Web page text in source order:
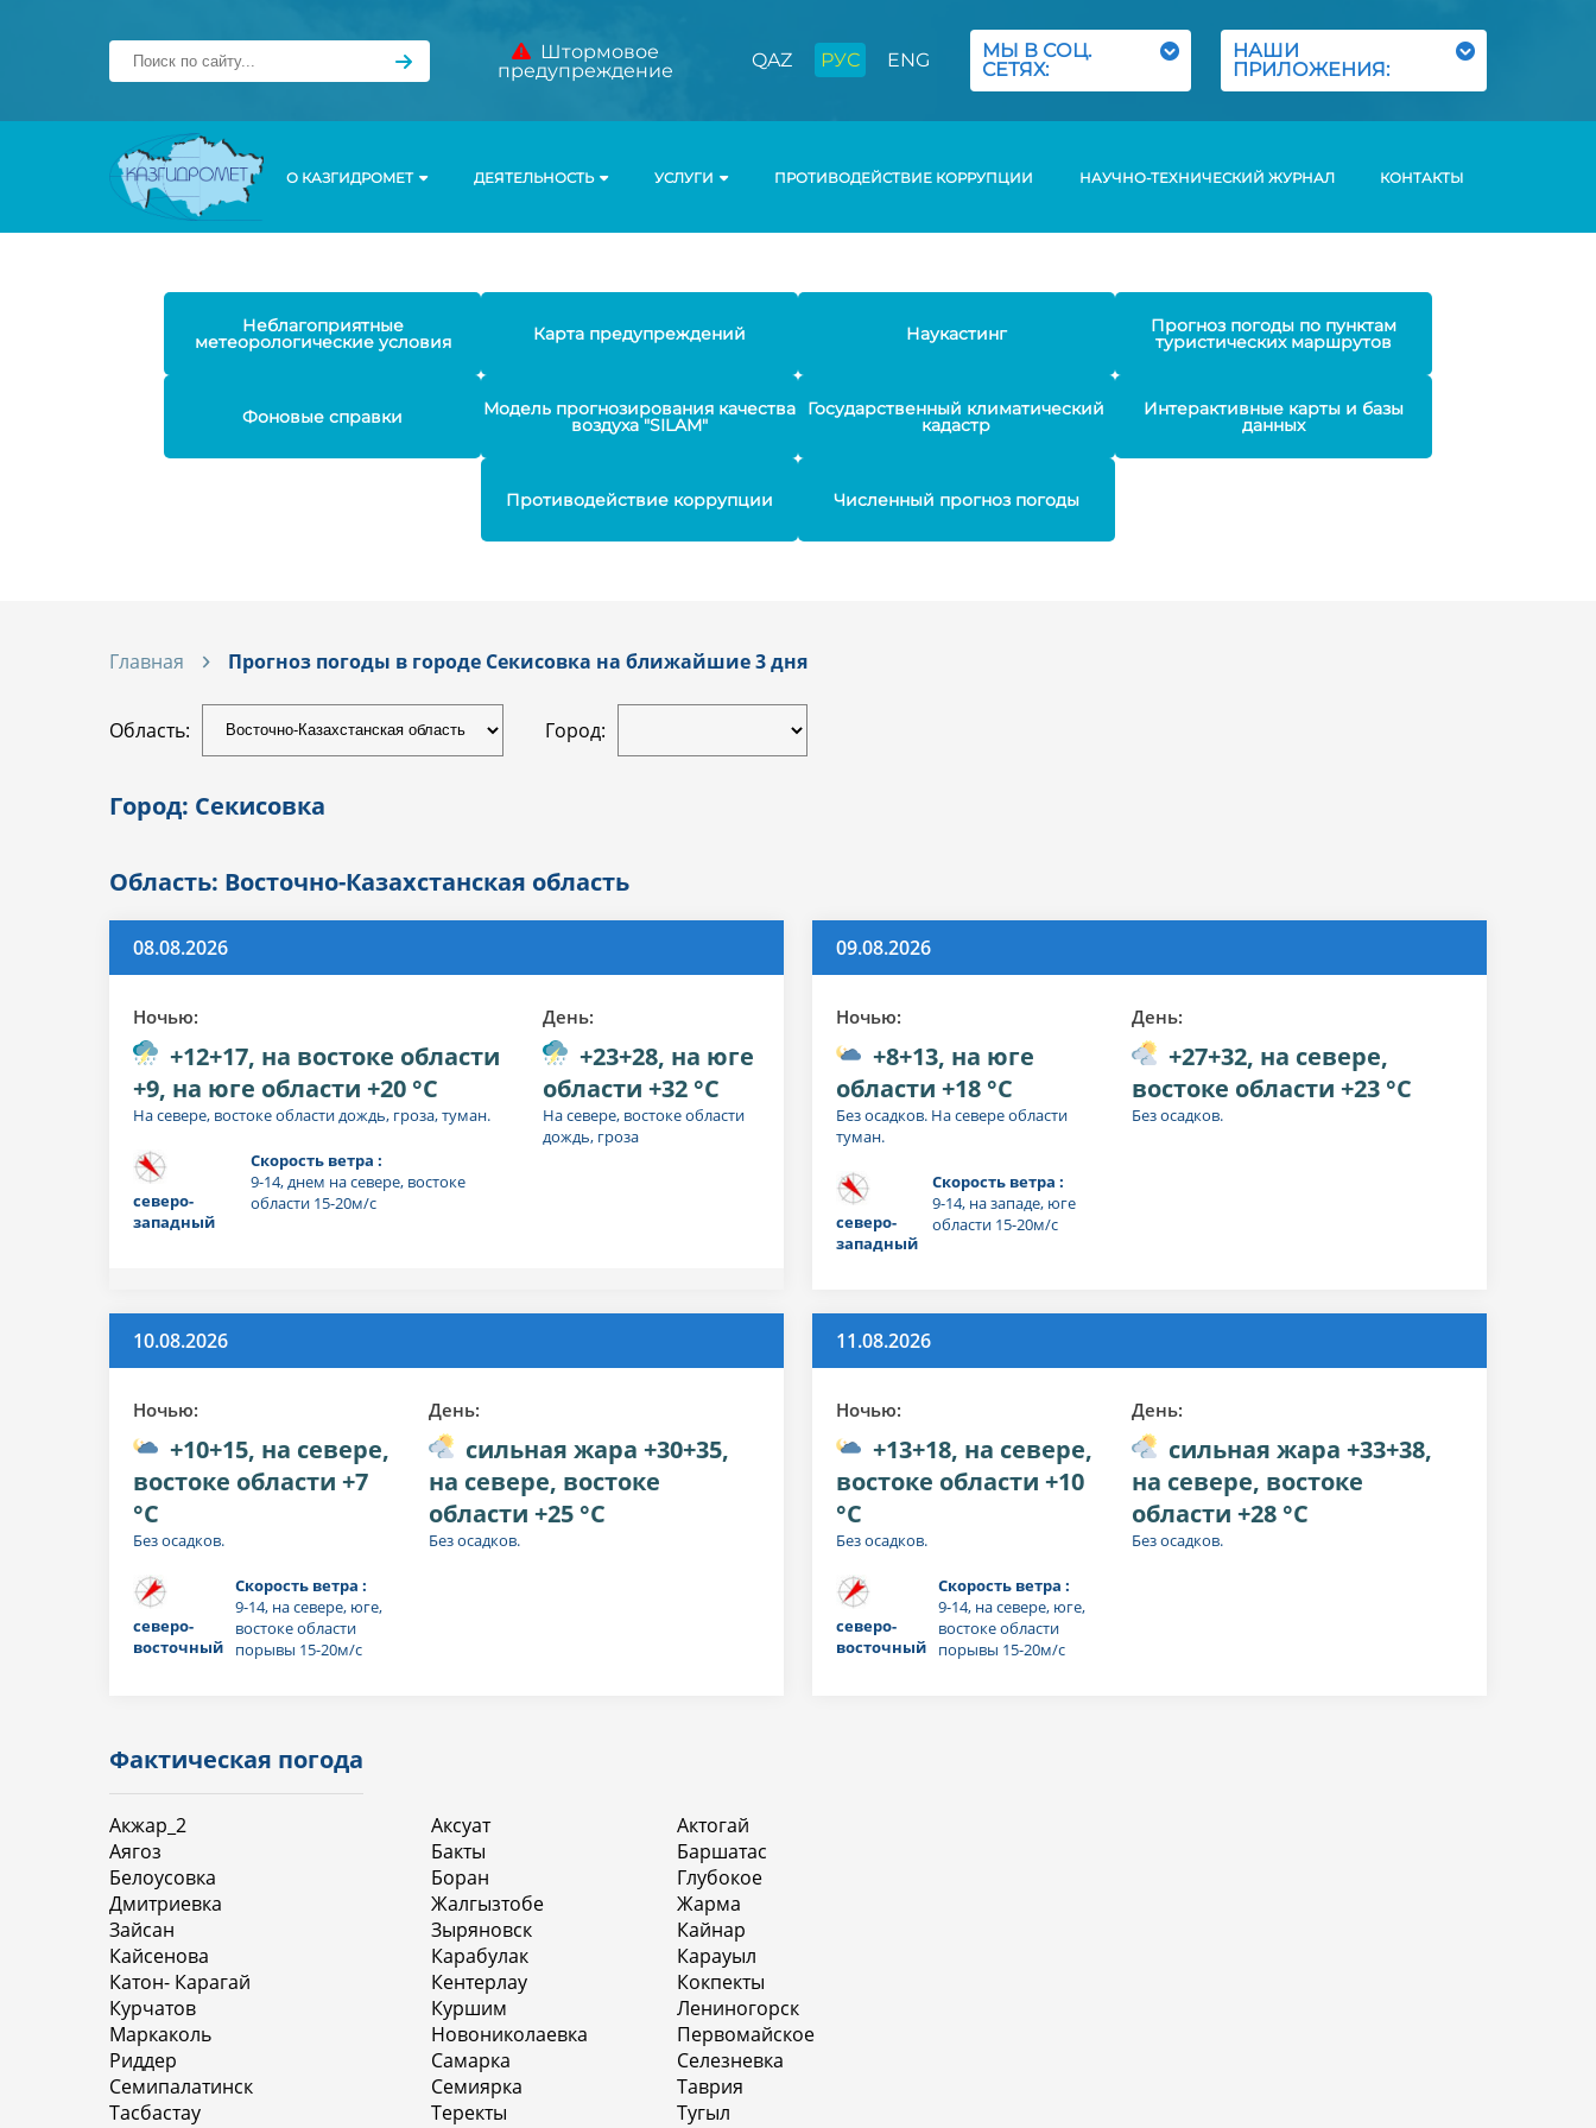
Штормовое
предупреждение
QAZ РУС ENG
МЫ В СОЦ.
СЕТЯХ:
НАШИ
ПРИЛОЖЕНИЯ:
О КАЗГИДРОМЕТ ДЕЯТЕЛЬНОСТЬ УСЛУГИ ПРОТИВОДЕЙСТВИЕ КОРРУПЦИИ НАУЧНО-ТЕХНИЧЕСКИЙ ЖУРНАЛ КОНТАКТЫ
Неблагоприятные
метеорологические условия Карта предупреждений Наукастинг Прогноз погоды по пунктам
туристических маршрутов
Фоновые справки Модель прогнозирования качества
воздуха "SILAM"
Государственный климатический
кадастр
Интерактивные карты и базы
данных
Противодействие коррупции Численный прогноз погоды
Главная Прогноз погоды в городе Секисовка на ближайшие 3 дня
Область: Город:
Город: Секисовка
Область: Восточно-Казахстанская область
08.08.2026
Ночью:
+12+17, на востоке области
+9, на юге области +20 °C
На севере, востоке области дождь, гроза, туман.
северо-
западный
Скорость ветра :
9-14, днем на севере, востоке
области 15-20м/с
День:
+23+28, на юге
области +32 °C
На севере, востоке области
дождь, гроза
09.08.2026
Ночью:
+8+13, на юге
области +18 °C
Без осадков. На севере области
туман.
северо-
западный
Скорость ветра :
9-14, на западе, юге
области 15-20м/с
День:
+27+32, на севере,
востоке области +23 °C
Без осадков.
10.08.2026
Ночью:
+10+15, на севере,
востоке области +7
°C
Без осадков.
северо-
восточный
Скорость ветра :
9-14, на севере, юге,
востоке области
порывы 15-20м/с
День:
сильная жара +30+35,
на севере, востоке
области +25 °C
Без осадков.
11.08.2026
Ночью:
+13+18, на севере,
востоке области +10
°C
Без осадков.
северо-
восточный
Скорость ветра :
9-14, на севере, юге,
востоке области
порывы 15-20м/с
День:
сильная жара +33+38,
на севере, востоке
области +28 °C
Без осадков.
Фактическая погода
Акжар_2
Аягоз
Белоусовка
Дмитриевка
Зайсан
Кайсенова
Катон- Карагай
Курчатов
Маркаколь
Риддер
Семипалатинск
Тасбастау
Аксуат
Бакты
Боран
Жалгызтобе
Зыряновск
Карабулак
Кентерлау
Куршим
Новониколаевка
Самарка
Семиярка
Теректы
Актогай
Баршатас
Глубокое
Жарма
Кайнар
Карауыл
Кокпекты
Лениногорск
Первомайское
Селезневка
Таврия
Тугыл